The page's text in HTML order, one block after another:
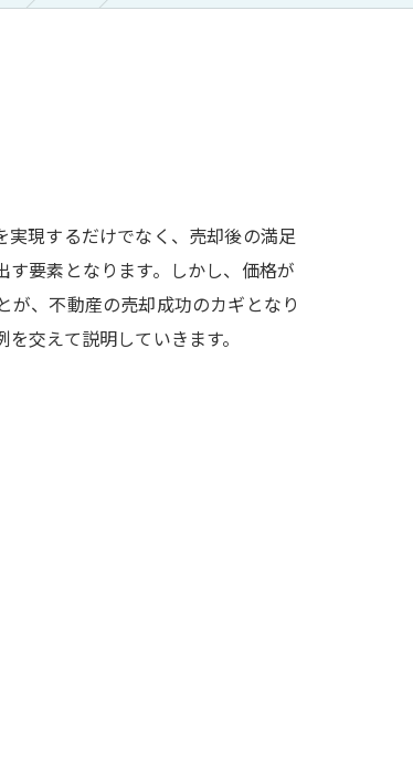
現するだけでなく、売却後の満足
要素となります。しかし、価格が
が、不動産の売却成功のカギとなり
交えて説明していきます。